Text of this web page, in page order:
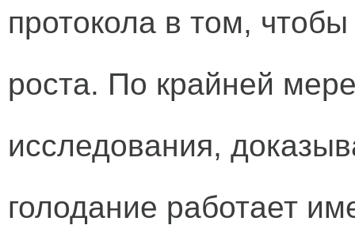
протокола в том,
роста. По крайней
исследования,
голодание работает